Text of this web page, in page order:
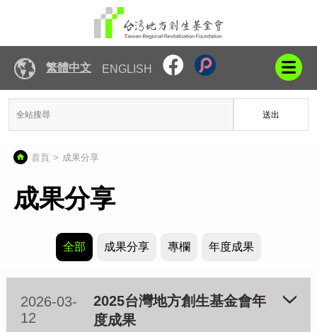
繁體中文 ENGLISH
送出
首頁 成果分享
成果分享
全部 成果分享 專欄 年度成果
2026-03-
12
2025台灣地方創生基金會年
度成果